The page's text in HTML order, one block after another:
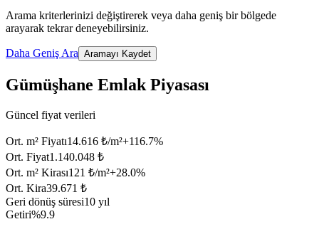
Arama kriterlerinizi değiştirerek veya daha geniş bir bölgede
arayarak tekrar deneyebilirsiniz.
Daha Geniş Ara Aramayı Kaydet
Gümüşhane Emlak Piyasası
Güncel fiyat verileri
Ort. m² Fiyatı14.616 ₺/m²+116.7%
Ort. Fiyat1.140.048 ₺
Ort. m² Kirası121 ₺/m²+28.0%
Ort. Kira39.671 ₺
Geri dönüş süresi10 yıl
Getiri%9.9